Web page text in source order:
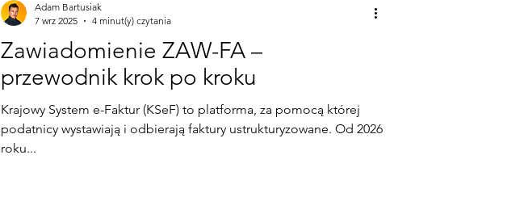
Zawiadomienie ZAW-FA –
przewodnik krok po kroku
Krajowy System e-Faktur (KSeF) to platforma, za pomocą której
podatnicy wystawiają i odbierają faktury ustrukturyzowane. Od 2026
roku...
Adam Bartusiak
7 wrz 2025
4 minut(y) czytania